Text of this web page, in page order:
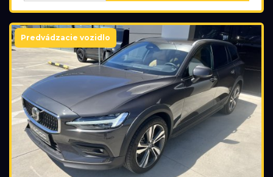
Predvádzacie vozidlo